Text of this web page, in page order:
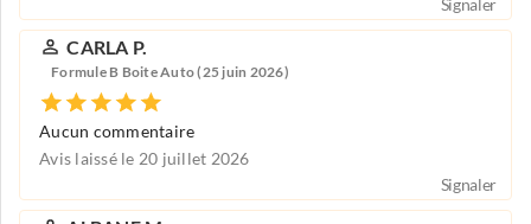
Signaler
CARLA P.
Formule B Boite Auto (25 juin 2026)
Aucun commentaire
Avis laissé le 20 juillet 2026
Signaler